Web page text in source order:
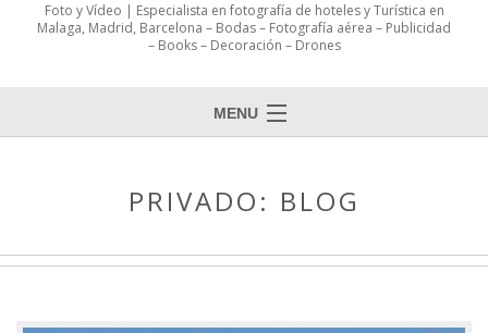
Foto y Vídeo | Especialista en fotografía de hoteles y Turística en
Malaga, Madrid, Barcelona – Bodas – Fotografía aérea – Publicidad
– Books – Decoración – Drones
MENU
PRIVADO: BLOG